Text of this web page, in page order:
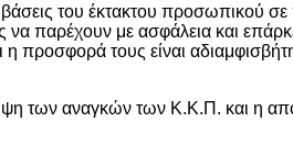
του έκτακτου προσωπικού σε
παρέχουν με ασφάλεια και
προσφορά τους είναι
των αναγκών των Κ.Κ.Π. και